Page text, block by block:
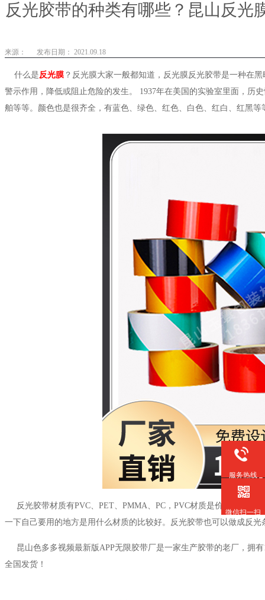
反光胶带的种类有哪些？昆山反光
来源： 发布日期： 2021.09.18
什么是反光膜 ？反光膜大家一般都知道，反光膜反光胶带是一种在
警示作用，降低或阻止危险的发生。
1937年在美国的实验室里面，历
舶等等。颜色也是很齐全，有蓝色、绿色、红色、白色、红白、红黑等
反光胶带材质有PVC、PET、PMMA、PC，PVC材质是价格普通的
一下自己要用的地方是用什么材质的比较好。反光胶带也可以做成反光
昆山色多多视频最新版APP无限胶带厂是一家生产胶带的老厂，拥有
全国发货！
服务热线
微信扫一扫